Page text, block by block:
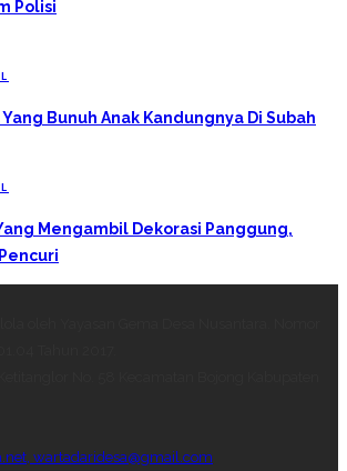
Polisi
Bunuh Anak Kandungnya Di Subah
Mengambil Dekorasi Panggung,
wartadaridesa@gmail.com